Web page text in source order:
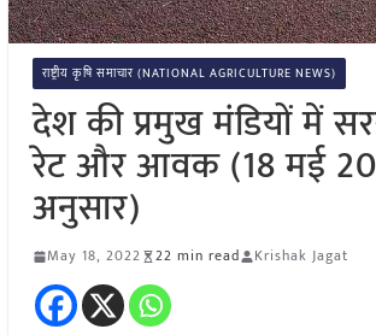
राष्ट्रीय कृषि समाचार (NATIONAL AGRICULTURE NEWS)
देश की प्रमुख मंडियों में
रेट और आवक (18 मई
अनुसार)
May 18, 2022 22 min read Krishak Jagat